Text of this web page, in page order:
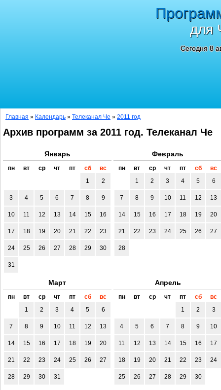
для
Сегодня 8
Главная » Календарь » Телеканал Че » 2011 год
Архив программ за 2011 год. Телеканал Че
Январь
пн вт ср чт пт сб
вс
1
2
3 4 5 6 7 8 9
10 11 12 13 14 15 16
17 18 19 20 21 22 23
24 25 26 27 28 29 30
31
Февраль
пн вт ср чт пт сб
вс
1
2 3 4 5 6
7 8 9 10 11 12 13
14 15 16 17 18 19 20
21 22 23 24 25 26 27
28
Март
пн вт ср чт пт сб
вс
1
2 3 4 5 6
7 8 9 10 11 12 13
14 15 16 17 18 19 20
21 22 23 24 25 26 27
28 29 30 31
Апрель
пн вт ср чт пт сб
вс
1
2 3
4 5 6 7 8 9 10
11 12 13 14 15 16 17
18 19 20 21 22 23 24
25 26 27 28 29 30